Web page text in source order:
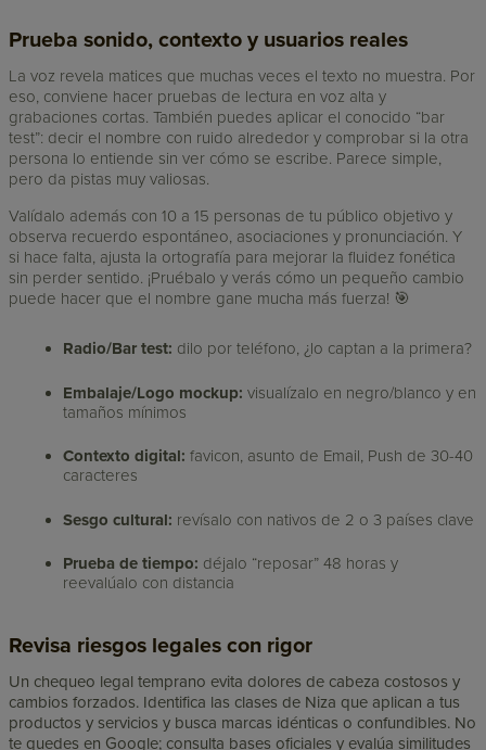
Prueba sonido, contexto y usuarios reales
La voz revela matices que muchas veces el texto no muestra. Por
eso, conviene hacer pruebas de lectura en voz alta y
grabaciones cortas. También puedes aplicar el conocido “bar
test”: decir el nombre con ruido alrededor y comprobar si la otra
persona lo entiende sin ver cómo se escribe. Parece simple,
pero da pistas muy valiosas.
Valídalo además con 10 a 15 personas de tu público objetivo y
observa recuerdo espontáneo, asociaciones y pronunciación. Y
si hace falta, ajusta la ortografía para mejorar la fluidez fonética
sin perder sentido. ¡Pruébalo y verás cómo un pequeño cambio
puede hacer que el nombre gane mucha más fuerza! 🎯
Radio/Bar test: dilo por teléfono, ¿lo captan a la primera?
Embalaje/Logo mockup: visualízalo en negro/blanco y en
tamaños mínimos
Contexto digital: favicon, asunto de Email, Push de 30-40
caracteres
Sesgo cultural: revísalo con nativos de 2 o 3 países clave
Prueba de tiempo: déjalo “reposar” 48 horas y
reevalúalo con distancia
Revisa riesgos legales con rigor
Un chequeo legal temprano evita dolores de cabeza costosos y
cambios forzados. Identifica las clases de Niza que aplican a tus
productos y servicios y busca marcas idénticas o confundibles. No
te quedes en Google; consulta bases oficiales y evalúa similitudes